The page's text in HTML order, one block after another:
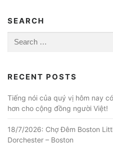
SEARCH
Search
for:
RECENT POSTS
Tiếng nói của quý vị hôm nay
hơn cho cộng đồng người Việt!
18/7/2026: Chợ Đêm Boston
Dorchester – Boston